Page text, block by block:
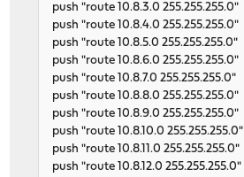
push "route 10.8.3.0 255.255.255.0"
push "route 10.8.4.0 255.255.255.0"
push "route 10.8.5.0 255.255.255.0"
push "route 10.8.6.0 255.255.255.0"
push "route 10.8.7.0 255.255.255.0"
push "route 10.8.8.0 255.255.255.0"
push "route 10.8.9.0 255.255.255.0"
push "route 10.8.10.0 255.255.255.0"
push "route 10.8.11.0 255.255.255.0"
push "route 10.8.12.0 255.255.255.0"